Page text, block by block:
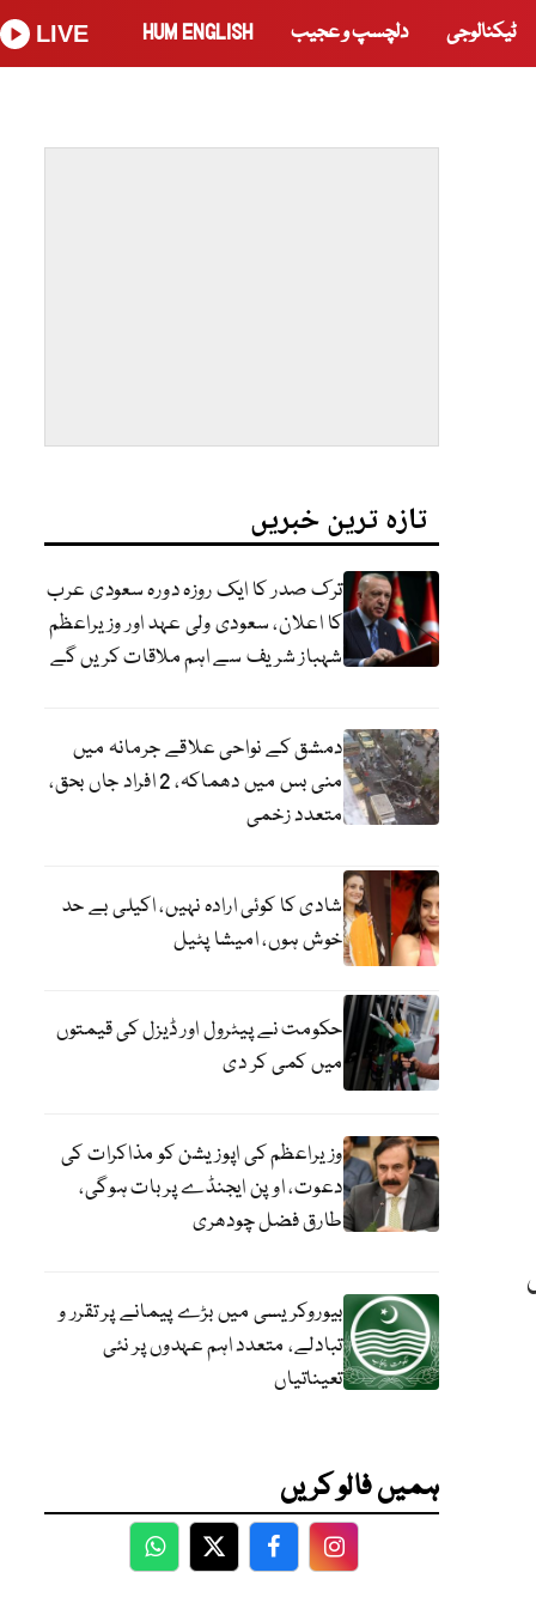
ٹیکنالوجی دلچسپ و عجیب HUM ENGLISH
LIVE
تازہ ترین خبریں
ترک صدر کا ایک روزہ دورہ سعودی عرب
کا اعلان، سعودی ولی عہد اور وزیراعظم
شہباز شریف سے اہم ملاقات کریں گے
دمشق کے نواحی علاقے جرمانہ میں
منی بس میں دھماکہ، 2 افراد جاں بحق،
متعدد زخمی
شادی کا کوئی ارادہ نہیں، اکیلی بے حد
خوش ہوں، امیشا پٹیل
حکومت نے پیٹرول اور ڈیزل کی قیمتوں
میں کمی کر دی
وزیراعظم کی اپوزیشن کو مذاکرات کی
دعوت، اوپن ایجنڈے پر بات ہوگی،
طارق فضل چودھری
بیوروکریسی میں بڑے پیمانے پر تقرر و
تبادلے، متعدد اہم عہدوں پر نئی
تعیناتیاں
ہمیں فالو کریں
WhatsApp
TwitterFacebookFacebook